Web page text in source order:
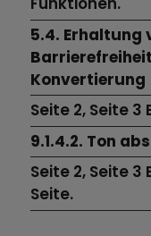
5.4. Erhaltung
Konvertierung
Seite 2, Seite
9.1.4.2. Ton
Seite 2, Seite
Seite.